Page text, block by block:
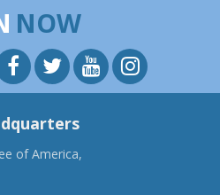
NOW
of America,